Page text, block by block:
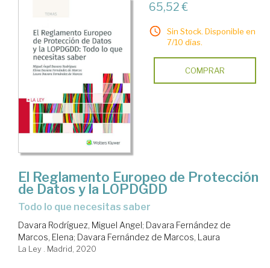
65,52 €
Sin Stock. Disponible en
7/10 días.
COMPRAR
El Reglamento Europeo de Protección
de Datos y la LOPDGDD
todo lo que necesitas saber
Davara Rodríguez, Miguel Angel; Davara Fernández de
Marcos, Elena; Davara Fernández de Marcos, Laura
La Ley . Madrid, 2020